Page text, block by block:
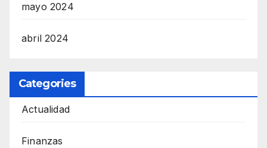
mayo 2024
abril 2024
Categories
Actualidad
Finanzas